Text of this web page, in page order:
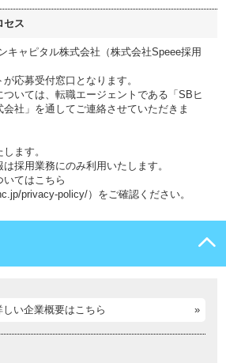
セス
キャピタル株式会社（株式会社Speee採用
応募受付窓口となります。
いては、転職エージェントである「SBヒ
社」を通してご連絡させていただきま
ます。
採用業務にのみ利用いたします。
てはこちら
privacy-policy/）をご確認ください。
しい企業概要はこちら